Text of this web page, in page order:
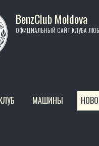
содержанию
BenzClub Moldova
ОФИЦИАЛЬНЫЙ САЙТ КЛУБА
МАШИНЫ